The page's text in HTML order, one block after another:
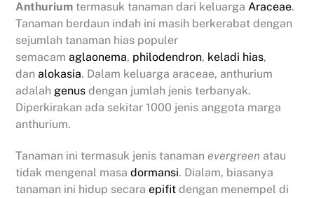
Anthurium termasuk tanaman dari keluargaAraceae.
Tanaman berdaun indah ini masih berkerabat dengan
sejumlah tanaman hias populer
semacamaglaonema, philodendron, keladi hias,
danalokasia. Dalam keluarga araceae, anthurium
adalah genus dengan jumlah jenis terbanyak.
Diperkirakan ada sekitar 1000 jenis anggota marga
anthurium.
Tanaman ini termasuk jenis tanamanevergreen atau
tidak mengenal masadormansi. Dialam, biasanya
tanaman ini hidup secaraepifit dengan menempel di